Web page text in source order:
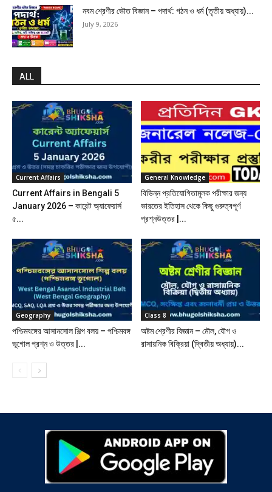
নবম শ্রেণীর ভৌত বিজ্ঞান – পদার্থ: গঠন ও ধর্ম (তৃতীয় অধ্যায়)...
July 9, 2026
ALL
Current Affairs
Current Affairs in Bengali 5
January 2026 – কারেন্ট অ্যাফেয়ার্স
৫...
General Knowledge
বিভিন্ন প্রতিযোগিতামূলক পরীক্ষার জন্য
ভারতের ইতিহাস থেকে কিছু গুরুত্বপূর্ণ
প্রশ্নউত্তর |...
Geography
পশ্চিমবঙ্গের আসানসোল শিল্প বলয় – পশ্চিমবঙ্গ
ভূগোল প্রশ্ন ও উত্তর |...
Class 8
অষ্টম শ্রেণীর বিজ্ঞান – মৌল, যৌগ ও
রাসায়নিক বিক্রিয়া (দ্বিতীয় অধ্যায়)...